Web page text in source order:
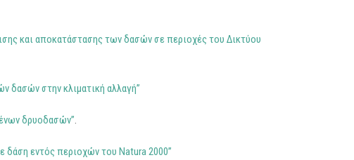
και αποκατάστασης των δασών σε περιοχές του Δικτύου
δασών στην κλιματική αλλαγή”
δρυοδασών”.
δάση εντός περιοχών του Natura 2000”